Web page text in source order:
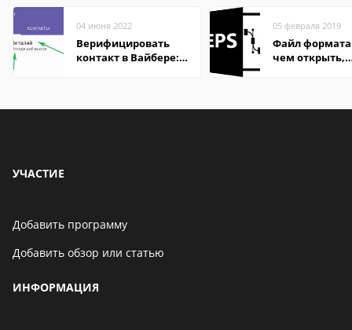
04 июня 2022
Верифицировать
контакт в Вайбере:
05 февраля 2019
Файл формата
чем открыть,
УЧАСТИЕ
Добавить программу
Добавить обзор или статью
ИНФОРМАЦИЯ